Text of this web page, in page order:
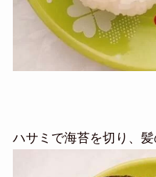
ハサミで海苔を切り、髪